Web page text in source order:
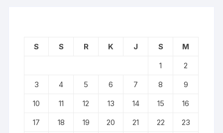
S S R K J S
M
1
2
3
4 5 6 7 8
9
10
11 12 13 14 15
16
17
18 19 20 21 22
23